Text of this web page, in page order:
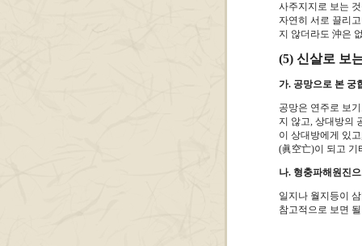
사주지지로 보는
자연히 서로 끌리
지 않더라도 沖은
(5) 신살로 보
가. 공망으로 본 궁
공망은 연주로 보
지 않고, 상대방의
이 상대방에게 있
(眞空亡)이 되고 기
나. 형충파해원진
일지나 월지등이
참고적으로 보면